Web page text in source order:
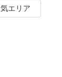
エリア